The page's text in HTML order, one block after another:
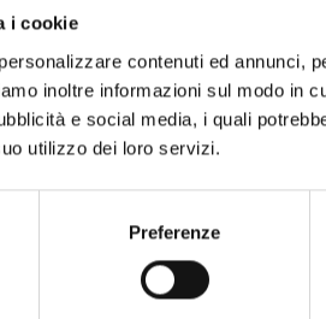
i cookie
contenuti ed annunci,
inoltre informazioni sul modo in
e social media, i quali
utilizzo dei loro servizi.
Preferenze
01/09/
€ 6,50